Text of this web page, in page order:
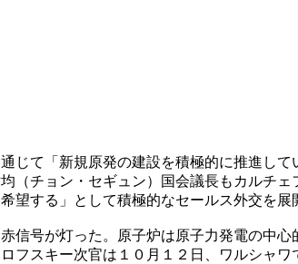
じて「新規原発の建設を積極的に推進し
チョン・セギュン）国会議長もカルチ
望する」として積極的なセールス外交を展
信号が灯った。原子炉は原子力発電の中
フスキー次官は１０月１２日、ワルシャ